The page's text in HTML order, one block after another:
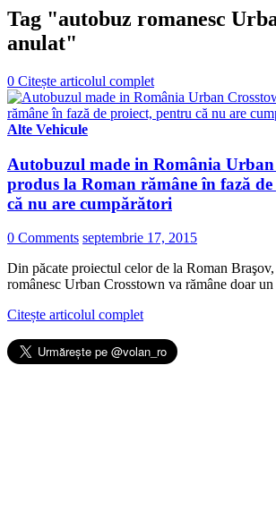
Tag "autobuz romanesc
anulat"
0 Citește articolul complet
Alte Vehicule
Autobuzul made in România
produs la Roman rămâne în fază
că nu are cumpărători
0 Comments septembrie 17, 2015
Din păcate proiectul celor de la Roman
românesc Urban Crosstown va rămâne doar
Citește articolul complet